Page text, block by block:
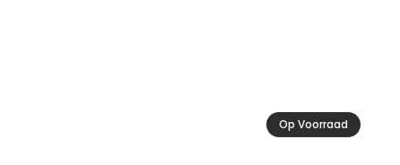
Op Voorraad